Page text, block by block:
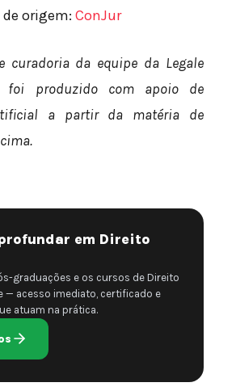
origem: ConJur
curadoria da equipe da Legale
foi produzido com apoio de
a partir da matéria de
em Direito
graduações e os cursos de Direito
— acesso imediato, certificado e
atuam na prática.